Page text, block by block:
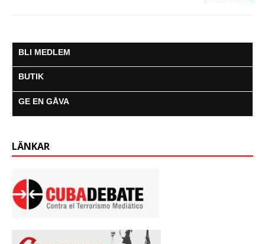
BLI MEDLEM
BUTIK
GE EN GÅVA
LÄNKAR